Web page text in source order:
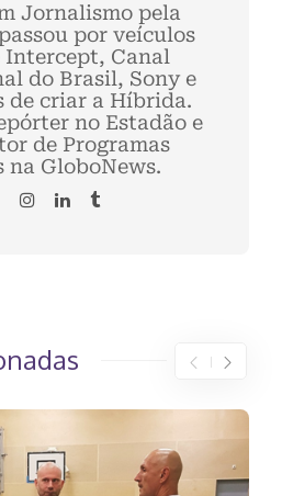
Jornalismo pela
por veículos
Intercept, Canal
do Brasil, Sony e
de criar a Híbrida.
no Estadão e
de Programas
na GloboNews.